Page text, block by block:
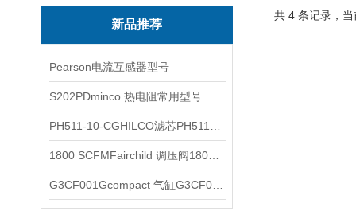
新品推荐
Pearson电流互感器型号
S202PDminco 热电阻常用型号
共 4 条记录，